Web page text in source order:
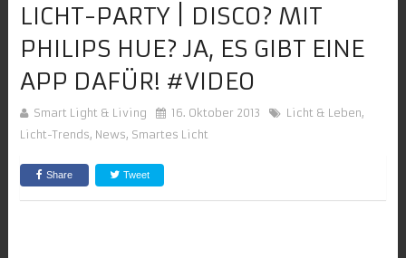
LICHT-PARTY | DISCO? MIT
PHILIPS HUE? JA, ES GIBT EINE
APP DAFÜR! #VIDEO
Smart Light & Living 16. Oktober 2013 Licht & Leben,
Licht-Trends, News, Smartes Licht
Share Tweet